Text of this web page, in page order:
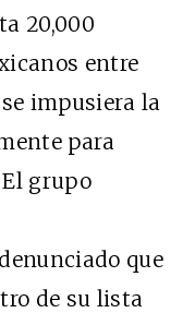
20,000
entre
impusiera la
para
grupo
que
de su lista